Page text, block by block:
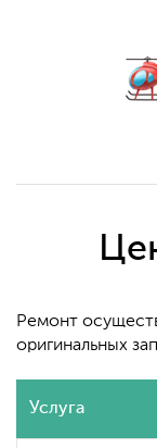
Ремонт
оригинальных
Услуга